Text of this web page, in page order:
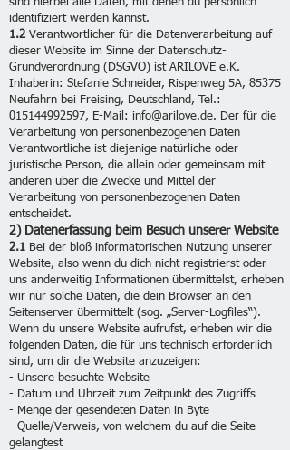
identifiziert werden kannst.
1.2 Verantwortlicher für die Datenverarbeitung auf
dieser Website im Sinne der Datenschutz-
Grundverordnung (DSGVO) ist ARILOVE e.K.
Inhaberin: Stefanie Schneider, Rispenweg 5A, 85375
Neufahrn bei Freising, Deutschland, Tel.:
015144992597, E-Mail: info@arilove.de. Der für die
Verarbeitung von personenbezogenen Daten
Verantwortliche ist diejenige natürliche oder
juristische Person, die allein oder gemeinsam mit
anderen über die Zwecke und Mittel der
Verarbeitung von personenbezogenen Daten
entscheidet.
2) Datenerfassung beim Besuch unserer Website
2.1 Bei der bloß informatorischen Nutzung unserer
Website, also wenn du dich nicht registrierst oder
uns anderweitig Informationen übermittelst, erheben
wir nur solche Daten, die dein Browser an den
Seitenserver übermittelt (sog. „Server-Logfiles“).
Wenn du unsere Website aufrufst, erheben wir die
folgenden Daten, die für uns technisch erforderlich
sind, um dir die Website anzuzeigen:
- Unsere besuchte Website
- Datum und Uhrzeit zum Zeitpunkt des Zugriffs
- Menge der gesendeten Daten in Byte
- Quelle/Verweis, von welchem du auf die Seite
gelangtest